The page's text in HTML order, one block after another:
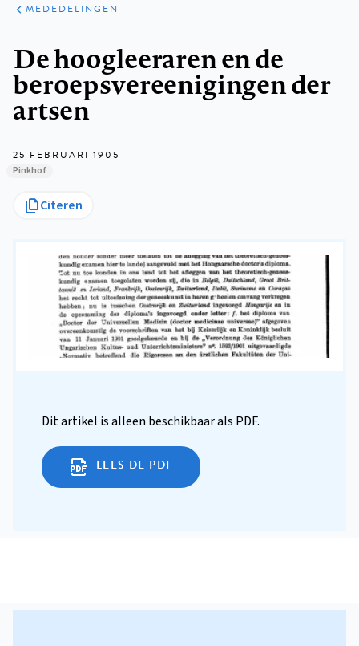
ARTIKELEN
VARIA
MEDEDELINGEN
De hoogleeraren en de
beroepsvereenigingen der
artsen
25 FEBRUARI 1905
Pinkhof
Citeren
Dit artikel is alleen beschikbaar als PDF.
LEES DE PDF